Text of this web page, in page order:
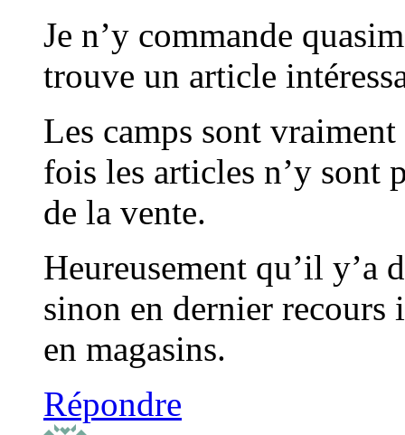
Je n’y commande
trouve un article
Les camps sont
fois les articles n’y sont
de la vente.
Heureusement qu’il y’a
sinon en dernier recours
en magasins.
Répondre